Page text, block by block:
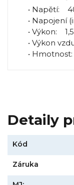
• Napětí:
• Napojení
• Výkon:
• Výkon
•
Detaily
Kód
Záruka